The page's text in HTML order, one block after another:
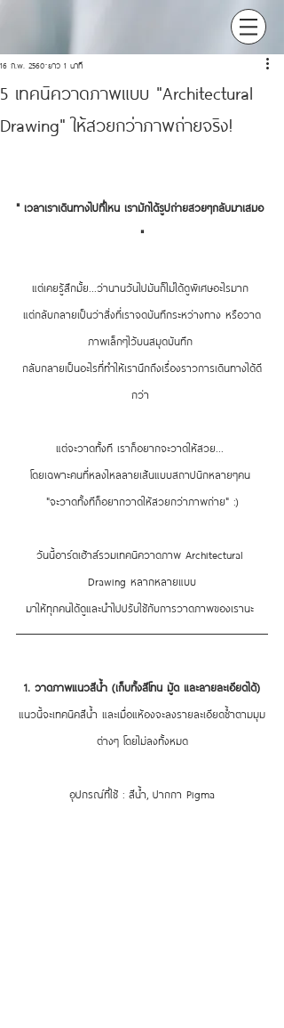
5 เทคนิควาดภาพแบบ "Architectural
Drawing" ให้สวยกว่าภาพถ่ายจริง!
16 ก.พ. 2560 ยาว 1 นาที
" เวลาเราเดินทางไปที่ไหน เรามักได้รูปถ่ายสวยๆกลับมาเสมอ
"
แต่เคยรู้สึกมั้ย...ว่านานวันไปมันก็ไม่ได้ดูพิเศษอะไรมาก
แต่กลับกลายเป็นว่าสิ่งที่เราจดบันทึกระหว่างทาง หรือวาด
ภาพเล็กๆไว้บนสมุดบันทึก
กลับกลายเป็นอะไรที่ทำให้เรานึกถึงเรื่องราวการเดินทางได้ดี
กว่า
แต่จะวาดทั้งที เราก็อยากจะวาดให้สวย...
โดยเฉพาะคนที่หลงไหลลายเส้นแบบสถาปนิกหลายๆคน
"จะวาดทั้งทีก็อยากวาดให้สวยกว่าภาพถ่าย" :)
วันนี้อาร์ตเฮ้าส์รวมเทคนิควาดภาพ Architectural
Drawing หลากหลายแบบ
มาให้ทุกคนได้ดูและนำไปปรับใช้กับการวาดภาพของเรานะ
1. วาดภาพแนวสีน้ำ (เก็บทั้งสีโทน มู้ด และลายละเอียดได้)
แนวนี้จะเทคนิคสีน้ำ และเมื่อแห้องจะลงรายละเอียดซ้ำตามมุม
ต่างๆ โดยไม่ลงทั้งหมด
อุปกรณ์ที่ใช้ : สีน้ำ, ปากกา Pigma